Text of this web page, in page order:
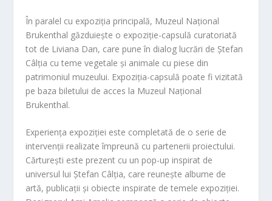
În paralel cu expoziția principală, Muzeul Național
Brukenthal găzduiește o expoziție-capsulă curatoriată
tot de Liviana Dan, care pune în dialog lucrări de Ștefan
Câlția cu teme vegetale și animale cu piese din
patrimoniul muzeului. Expoziția-capsulă poate fi vizitată
pe baza biletului de acces la Muzeul Național
Brukenthal.
Experiența expoziției este completată de o serie de
intervenții realizate împreună cu partenerii proiectului.
Cărturești este prezent cu un pop-up inspirat de
universul lui Ștefan Câlția, care reunește albume de
artă, publicații și obiecte inspirate de temele expoziției.